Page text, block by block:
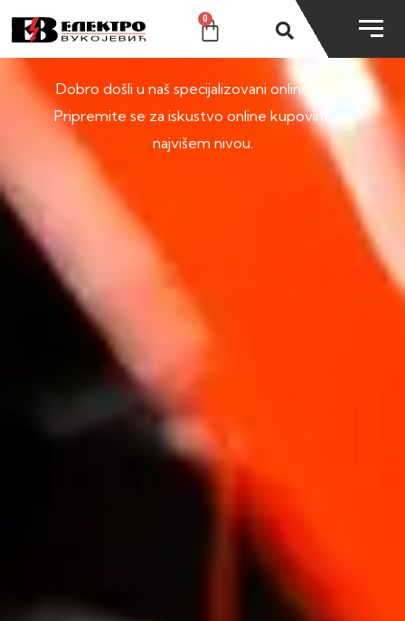
0
SHOP
Dobro došli u naš specijalizovani online shop.
Pripremite se za iskustvo online kupovine na
najvišem nivou.